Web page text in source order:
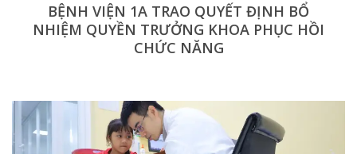
BỆNH VIỆN 1A TRAO QUYẾT ĐỊNH BỔ
NHIỆM QUYỀN TRƯỞNG KHOA PHỤC HỒI
CHỨC NĂNG